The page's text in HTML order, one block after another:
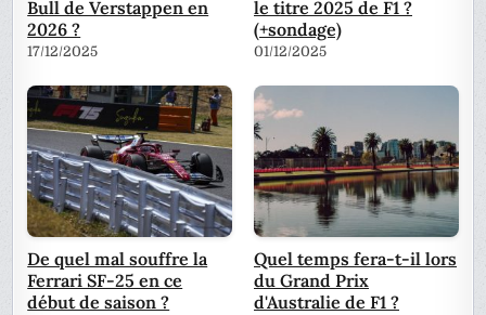
Bull de Verstappen en
2026 ?
17/12/2025
le titre 2025 de F1 ?
(+sondage)
01/12/2025
De quel mal souffre la
Ferrari SF-25 en ce
début de saison ?
Quel temps fera-t-il lors
du Grand Prix
d'Australie de F1 ?